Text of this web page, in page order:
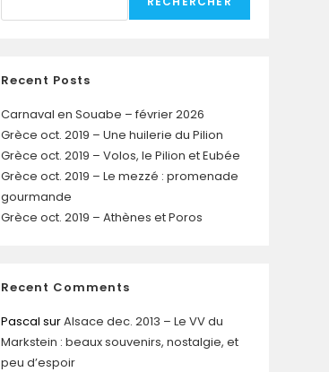
Recent Posts
Carnaval en Souabe – février 2026
Grèce oct. 2019 – Une huilerie du Pilion
Grèce oct. 2019 – Volos, le Pilion et Eubée
Grèce oct. 2019 – Le mezzé : promenade
gourmande
Grèce oct. 2019 – Athènes et Poros
Recent Comments
Pascal surAlsace dec. 2013 – Le VV du
Markstein : beaux souvenirs, nostalgie, et
peu d’espoir